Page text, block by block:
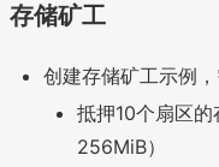
存储矿工
创建存储矿工示例
抵押10个扇区
256MiB）